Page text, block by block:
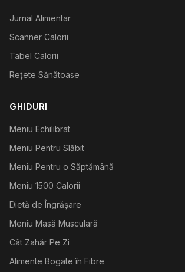
Jurnal Alimentar
Scanner Calorii
Tabel Calorii
Rețete Sănătoase
GHIDURI
Meniu Echilibrat
Meniu Pentru Slăbit
Meniu Pentru o Săptămână
Meniu 1500 Calorii
Dietă de Îngrășare
Meniu Masă Musculară
Cât Zahăr Pe Zi
Alimente Bogate în Fibre